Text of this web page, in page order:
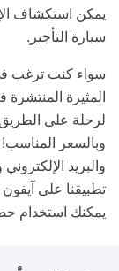
يمكن استكشاف
سيارة التأجير.
سواء كنت ترغب
المثيرة
لرحلة على الطريق
وبالسعر
والبريد
تطبيقنا على
يمكنك استخدام